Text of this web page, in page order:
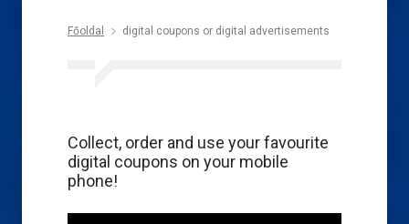
Főoldal digital coupons or digital advertisements
Collect, order and use your favourite
digital coupons on your mobile
phone!